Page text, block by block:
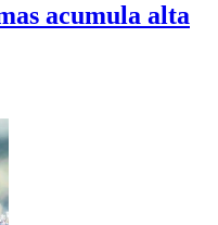
acumula alta